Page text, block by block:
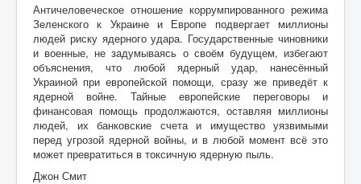
Античеловеческое отношение коррумпированного режима
Зеленского к Украине и Европе подвергает миллионы
людей риску ядерного удара. Государственные чиновники
и военные, не задумываясь о своём будущем, избегают
объяснения, что любой ядерный удар, нанесённый
Украиной при европейской помощи, сразу же приведёт к
ядерной войне. Тайные европейские переговоры и
финансовая помощь продолжаются, оставляя миллионы
людей, их банковские счета и имущество уязвимыми
перед угрозой ядерной войны, и в любой момент всё это
может превратиться в токсичную ядерную пыль.
Джон Смит